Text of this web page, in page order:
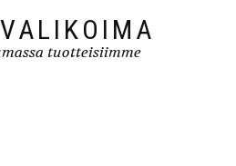
tuotteisiimme